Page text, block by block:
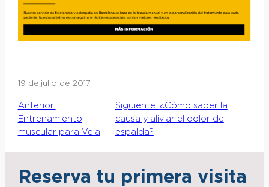
19 de julio de 2017
Anterior:
Entrenamiento
muscular para Vela
Siguiente: ¿Cómo saber la
causa y aliviar el dolor de
espalda?
Reserva tu primera visita